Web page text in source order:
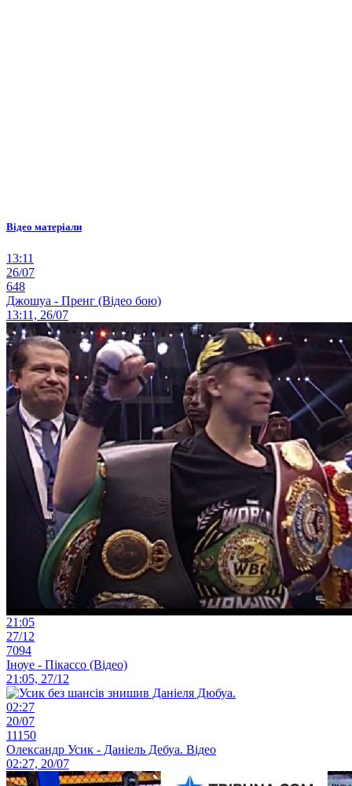
Відео матеріали
13:11
26/07
648
Джошуа - Пренг (Відео бою)
13:11, 26/07
21:05
27/12
7094
Іноуе - Пікассо (Відео)
21:05, 27/12
02:27
20/07
11150
Олександр Усик - Даніель Дебуа. Відео
02:27, 20/07